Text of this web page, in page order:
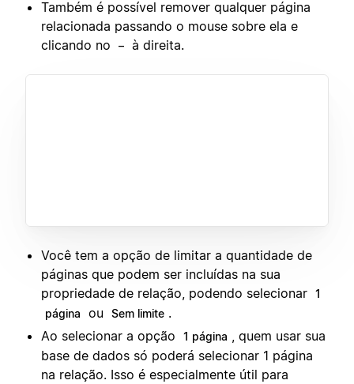
Também é possível remover qualquer página
relacionada passando o mouse sobre ela e
clicando no
– à direita.
Você tem a opção de limitar a quantidade de
páginas que podem ser incluídas na sua
propriedade de relação, podendo selecionar 1
página
ou Sem limite .
Ao selecionar a opção
1 página , quem usar sua
base de dados só poderá selecionar 1 página
na relação. Isso é especialmente útil para